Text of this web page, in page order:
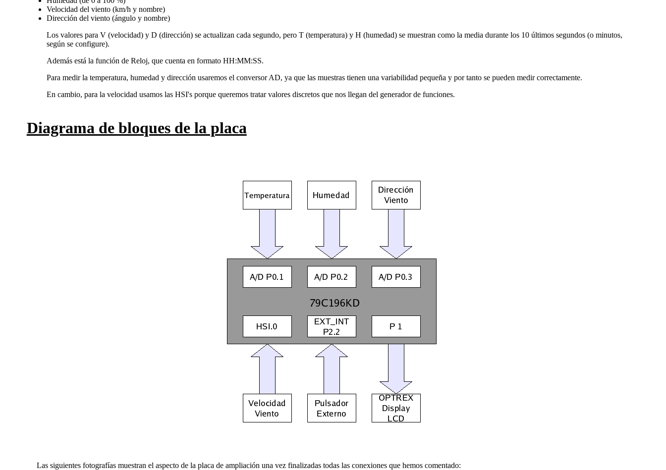
Velocidad del viento (km/h y nombre)
Dirección del viento (ángulo y nombre)
Los valores para V (velocidad) y D (dirección) se actualizan cada segundo, pero T (temperatura) y H (humedad) se muestran como la media durante los 10 últimos segundos (o minutos,
según se configure).
Además está la función de Reloj, que cuenta en formato HH:MM:SS.
Para medir la temperatura, humedad y dirección usaremos el conversor AD, ya que las muestras tienen una variabilidad pequeña y por tanto se pueden medir correctamente.
En cambio, para la velocidad usamos las HSI's porque queremos tratar valores discretos que nos llegan del generador de funciones.
Diagrama de bloques de la placa
Las siguientes fotografías muestran el aspecto de la placa de ampliación una vez finalizadas todas las conexiones que hemos comentado: